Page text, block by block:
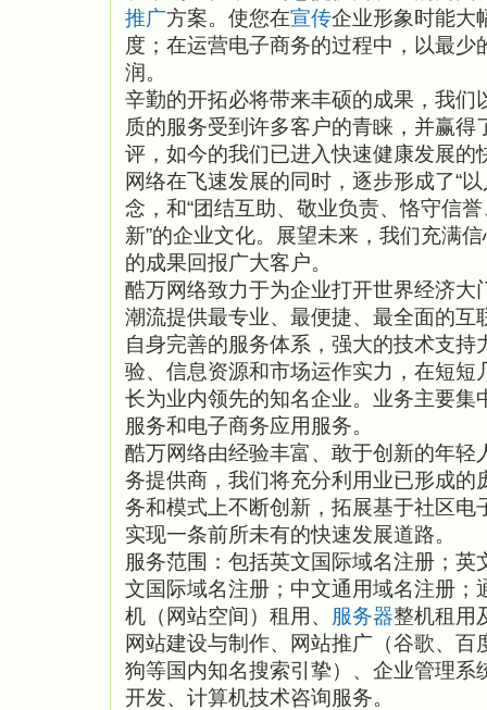
推广方案。使您在宣传企业形象时能大
度；在运营电子商务的过程中，以最少
润。
辛勤的开拓必将带来丰硕的成果，我们
质的服务受到许多客户的青睐，并赢得
评，如今的我们已进入快速健康发展的
网络在飞速发展的同时，逐步形成了“
念，和“团结互助、敬业负责、恪守信
新”的企业文化。展望未来，我们充满
的成果回报广大客户。
酷万网络致力于为企业打开世界经济大
潮流提供最专业、最便捷、最全面的互
自身完善的服务体系，强大的技术支持
验、信息资源和市场运作实力，在短短
长为业内领先的知名企业。业务主要集
服务和电子商务应用服务。
酷万网络由经验丰富、敢于创新的年轻
务提供商，我们将充分利用业已形成的
务和模式上不断创新，拓展基于社区电
实现一条前所未有的快速发展道路。
服务范围：包括英文国际域名注册；英
文国际域名注册；中文通用域名注册；
机（网站空间）租用、 服务器整机租用
网站建设与制作、网站推广（谷歌、百
狗等国内知名搜索引挚）、企业管理系
开发、计算机技术咨询服务。